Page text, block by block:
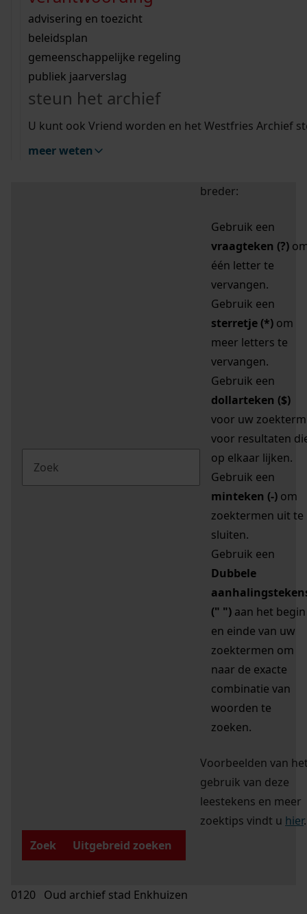
bouwvergunningen
omgevingsvergunningen
vergunningen
beeld en geluid
uitleg nodig?
Wij helpen u op weg met een aantal zoektips.
bekijk alle zoektips
Wij helpen u op weg met een aantal zoektips.
bekijk alle zoektips
bekijk ons geschiedenislokaal
advisering en toezicht
beleidsplan
gemeenschappelijke regeling
publiek jaarverslag
steun het archief
U kunt ook Vriend worden en het Westfries Archief
meer weten
zoektips
Mijn Studiezaal (inloggen)
uw zoekopdracht te
breder:
Gebruik een
vraagteken (?)
één letter te
vervangen.
Gebruik een
sterretje (*) om
meer letters te
vervangen.
Gebruik een
dollarteken ($)
voor uw zoekterm
voor resultaten
op elkaar lijken.
Gebruik een
minteken (-) om
zoektermen uit te
sluiten.
Gebruik een
Dubbele
(" ") aan het begin
en einde van uw
zoektermen om
naar de exacte
combinatie van
woorden te
zoeken.
Voorbeelden van
gebruik van deze
leestekens en meer
zoektips vindt u hier.
Zoek
Uitgebreid zoeken
0120 Oud archief stad Enkhuizen